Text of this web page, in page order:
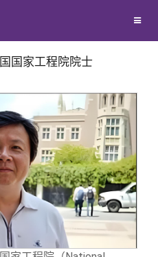
作
通讯》
》
国家工程院院士